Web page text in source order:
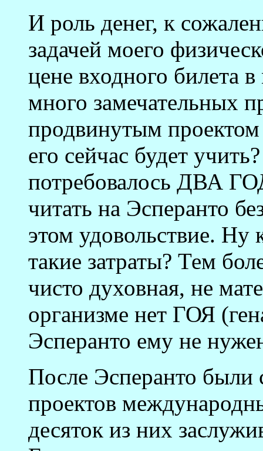
И роль денег, к
задачей моего
цене входного билета
много замечательных
продвинутым проектом
его сейчас будет
потребовалось ДВА
читать на Эсперанто
этом удовольствие. Ну
такие затраты? Тем
чисто духовная, не
организме нет ГОЯ
Эсперанто ему не
После Эсперанто были
проектов
десяток из них